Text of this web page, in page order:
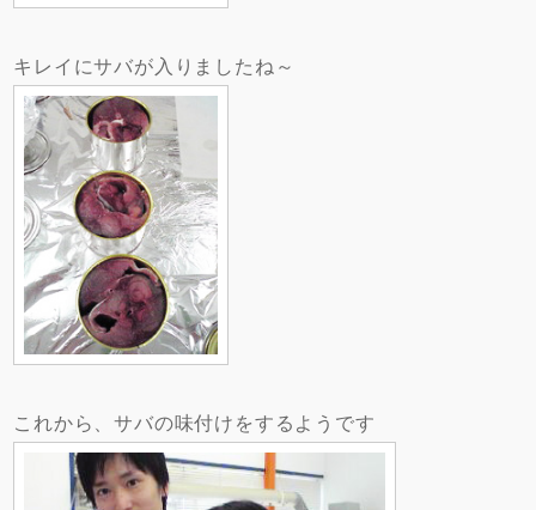
キレイにサバが入りましたね～
これから、サバの味付けをするようです